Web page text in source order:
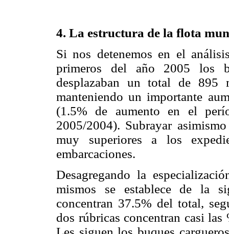
4. La estructura de la flota
Si nos detenemos en el
primeros del año 2005 los
desplazaban un total de 895
manteniendo un importante
(1.5% de aumento en el
2005/2004). Subrayar
muy superiores a los
embarcaciones.
Desagregando la
mismos se establece de la
concentran 37.5% del total,
dos rúbricas concentran casi